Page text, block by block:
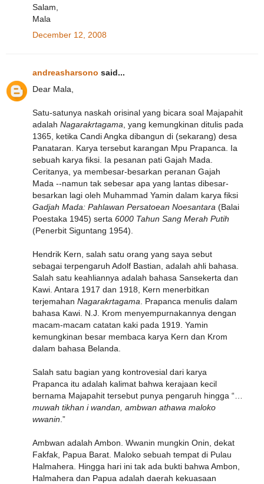
Salam,
Mala
December 12, 2008
andreasharsono said...
Dear Mala,
Satu-satunya naskah orisinal yang bicara soal Majapahit
adalah Nagarakrtagama , yang kemungkinan ditulis pada
1365, ketika Candi Angka dibangun di (sekarang) desa
Panataran. Karya tersebut karangan Mpu Prapanca. Ia
sebuah karya fiksi. Ia pesanan pati Gajah Mada.
Ceritanya, ya membesar-besarkan peranan Gajah
Mada --namun tak sebesar apa yang lantas dibesar-
besarkan lagi oleh Muhammad Yamin dalam karya fiksi
Gadjah Mada: Pahlawan Persatoean Noesantara (Balai
Poestaka 1945) serta 6000 Tahun Sang Merah Putih
(Penerbit Siguntang 1954).
Hendrik Kern, salah satu orang yang saya sebut
sebagai terpengaruh Adolf Bastian, adalah ahli bahasa.
Salah satu keahliannya adalah bahasa Sansekerta dan
Kawi. Antara 1917 dan 1918, Kern menerbitkan
terjemahan Nagarakrtagama . Prapanca menulis dalam
bahasa Kawi. N.J. Krom menyempurnakannya dengan
macam-macam catatan kaki pada 1919. Yamin
kemungkinan besar membaca karya Kern dan Krom
dalam bahasa Belanda.
Salah satu bagian yang kontrovesial dari karya
Prapanca itu adalah kalimat bahwa kerajaan kecil
bernama Majapahit tersebut punya pengaruh hingga “…
muwah tikhan i wandan, ambwan athawa maloko
wwanin .”
Ambwan adalah Ambon. Wwanin mungkin Onin, dekat
Fakfak, Papua Barat. Maloko sebuah tempat di Pulau
Halmahera. Hingga hari ini tak ada bukti bahwa Ambon,
Halmahera dan Papua adalah daerah kekuasaan